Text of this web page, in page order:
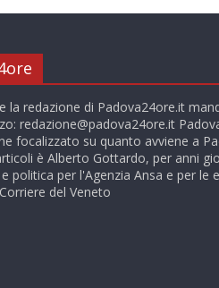
la redazione di Padova24ore.it
redazione@padova24ore.it
focalizzato su quanto avviene a
è Alberto Gottardo, per anni
politica per l'Agenzia Ansa e per le
del Veneto